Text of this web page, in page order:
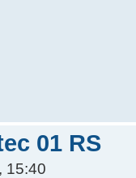
01 RS
15:40